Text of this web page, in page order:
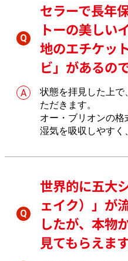
セラーで長年
トーの美しい
地のエチケッ
ビ」があるの
状態を拝見した上で
ただきます。
オー・ブリオンの
湿気を吸収しやすく
ンク品のようにカ
をおたからやで精査
世界的に五大
ェイク）」が
したが、本物
見てもらえま